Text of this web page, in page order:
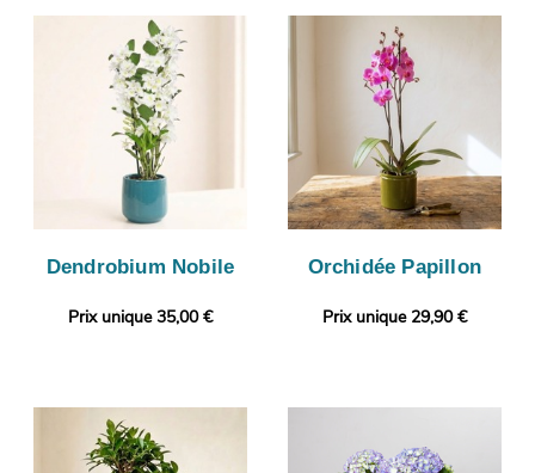
Dendrobium Nobile
Prix unique 35,00 €
Orchidée Papillon
Prix unique 29,90 €